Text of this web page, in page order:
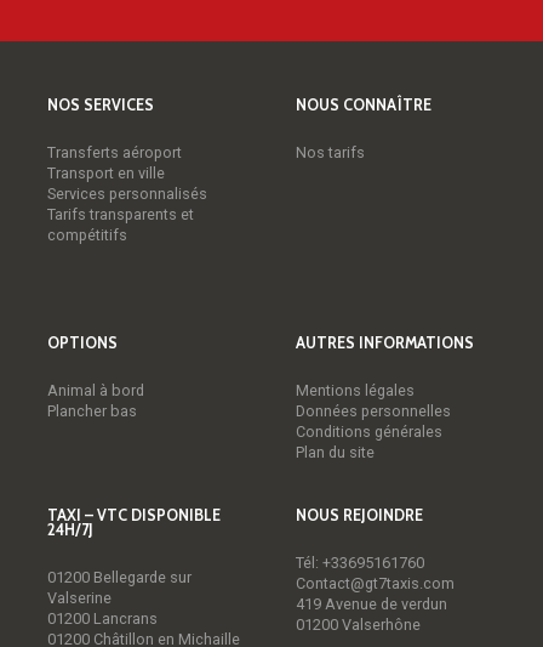
NOS SERVICES
Transferts aéroport
Transport en ville
Services personnalisés
Tarifs transparents et
compétitifs
NOUS CONNAÎTRE
Nos tarifs
OPTIONS
Animal à bord
Plancher bas
AUTRES INFORMATIONS
Mentions légales
Données personnelles
Conditions générales
Plan du site
TAXI – VTC DISPONIBLE
24H/7J
01200 Bellegarde sur
Valserine
01200 Lancrans
01200 Châtillon en Michaille
NOUS REJOINDRE
Tél: +33695161760
Contact@gt7taxis.com
419 Avenue de verdun
01200 Valserhône